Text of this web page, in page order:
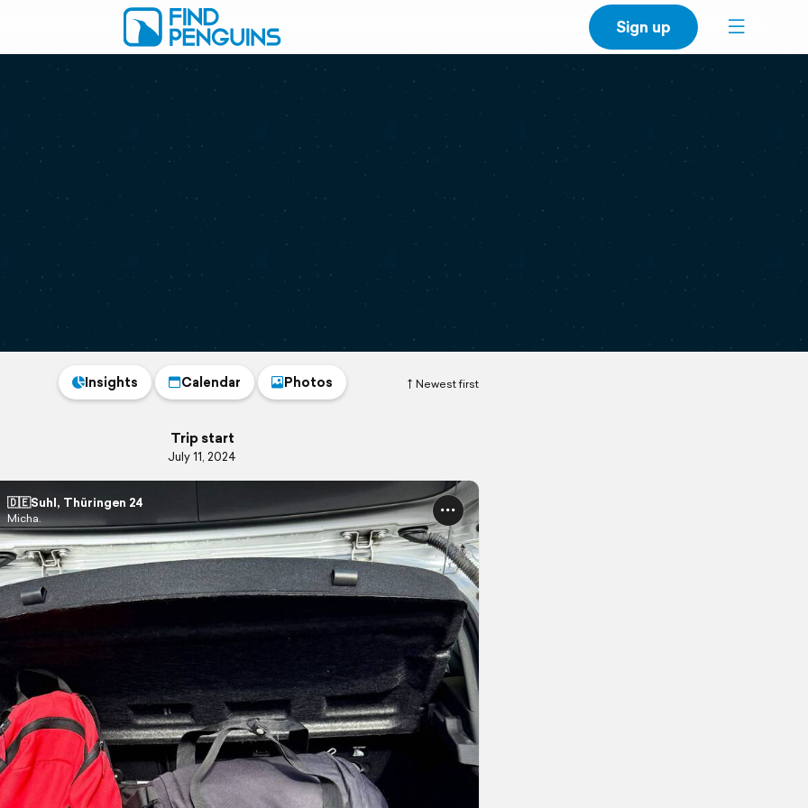
Sign up
Newest first
Insights Calendar Photos
Trip start
July 11, 2024
🇩🇪Suhl, Thüringen 24
Micha.